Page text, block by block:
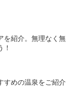
を紹介。無理なく無
すめの温泉をご紹介